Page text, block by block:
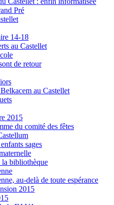
Pré
14-18
au Castellet
de retour
au Castellet
2015
du comité des fêtes
sages
bibliothèque
au-delà de toute espérance
2015